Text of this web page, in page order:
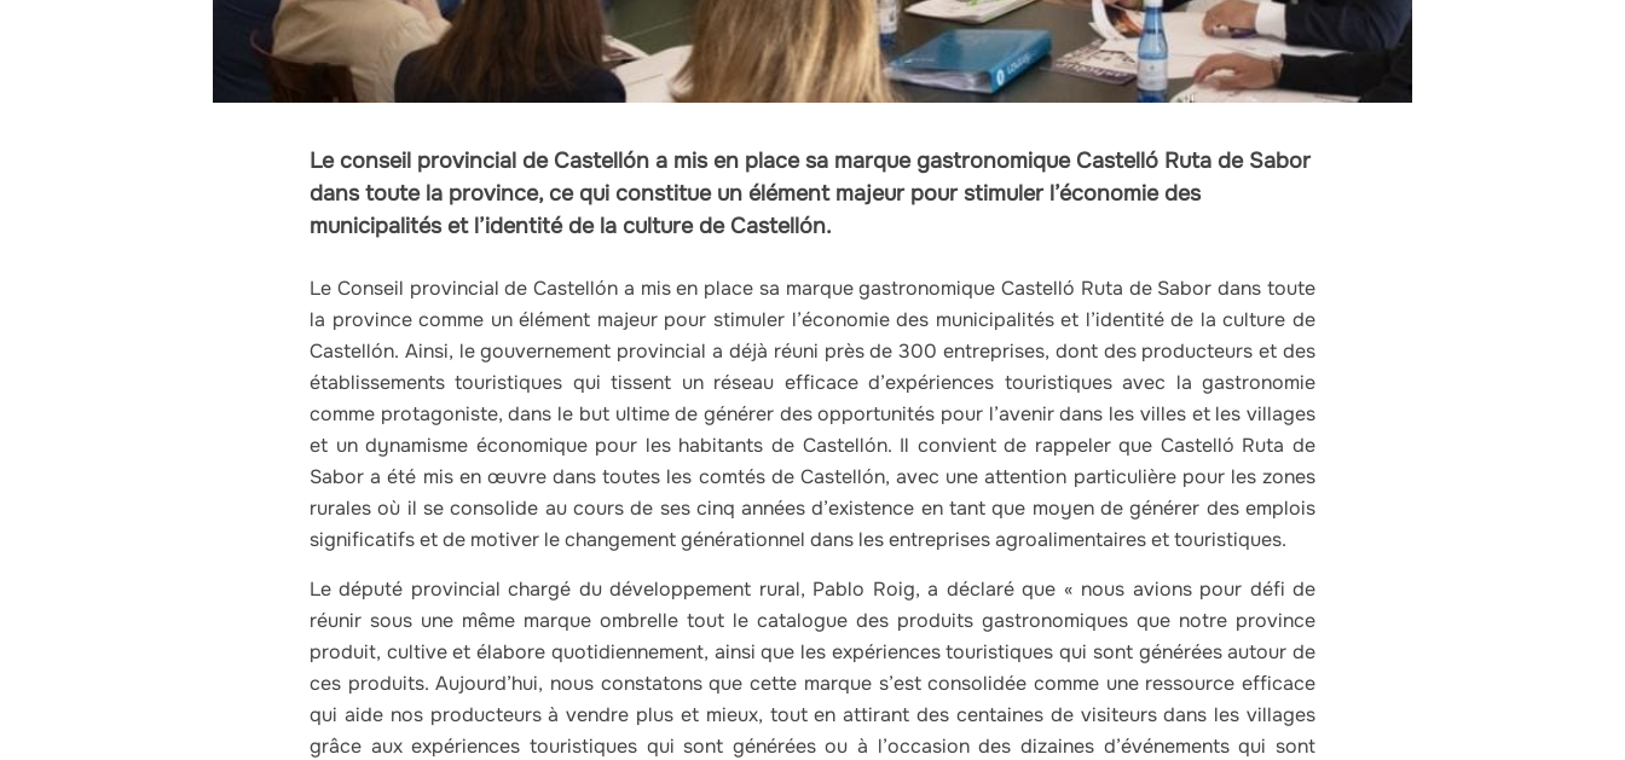
Le conseil provincial de Castellón a mis en place sa marque gastronomique Castelló Ruta de Sabor
dans toute la province, ce qui constitue un élément majeur pour stimuler l’économie des
municipalités et l’identité de la culture de Castellón.
Le Conseil provincial de Castellón a mis en place sa marque gastronomique Castelló Ruta de Sabor dans toute
la province comme un élément majeur pour stimuler l’économie des municipalités et l’identité de la culture de
Castellón. Ainsi, le gouvernement provincial a déjà réuni près de 300 entreprises, dont des producteurs et des
établissements touristiques qui tissent un réseau efficace d’expériences touristiques avec la gastronomie
comme protagoniste, dans le but ultime de générer des opportunités pour l’avenir dans les villes et les villages
et un dynamisme économique pour les habitants de Castellón. Il convient de rappeler que Castelló Ruta de
Sabor a été mis en œuvre dans toutes les comtés de Castellón, avec une attention particulière pour les zones
rurales où il se consolide au cours de ses cinq années d’existence en tant que moyen de générer des emplois
significatifs et de motiver le changement générationnel dans les entreprises agroalimentaires et touristiques.
Le député provincial chargé du développement rural, Pablo Roig, a déclaré que « nous avions pour défi de
réunir sous une même marque ombrelle tout le catalogue des produits gastronomiques que notre province
produit, cultive et élabore quotidiennement, ainsi que les expériences touristiques qui sont générées autour de
ces produits. Aujourd’hui, nous constatons que cette marque s’est consolidée comme une ressource efficace
qui aide nos producteurs à vendre plus et mieux, tout en attirant des centaines de visiteurs dans les villages
grâce aux expériences touristiques qui sont générées ou à l’occasion des dizaines d’événements qui sont